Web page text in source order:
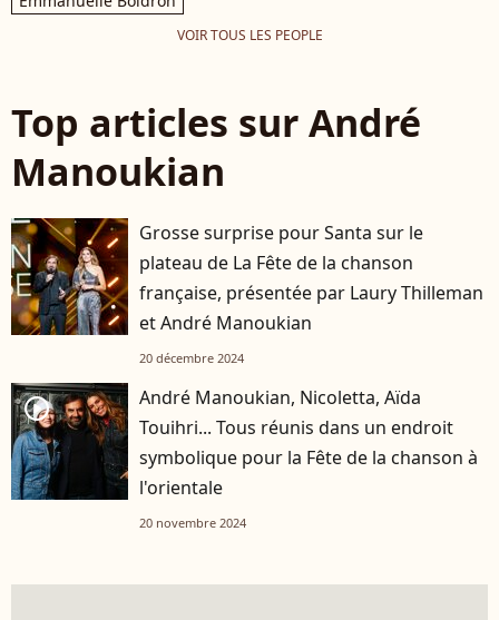
VOIR TOUS LES PEOPLE
Top articles sur André
Manoukian
Grosse surprise pour Santa sur le
plateau de La Fête de la chanson
française, présentée par Laury Thilleman
et André Manoukian
20 décembre 2024
player2
André Manoukian, Nicoletta, Aïda
Touihri... Tous réunis dans un endroit
symbolique pour la Fête de la chanson à
l'orientale
20 novembre 2024